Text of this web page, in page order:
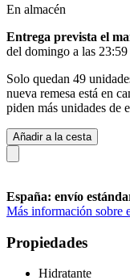
En almacén
Entrega prevista el
del domingo a las 23:59
Solo quedan 49
nueva remesa está en
piden más unidades de
Añadir a la cesta
España: envío
Más información sobre
Propiedades
Hidratante